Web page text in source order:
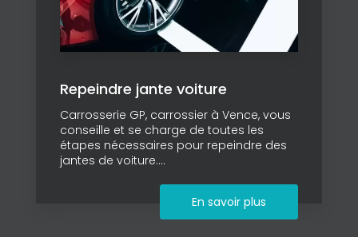
Repeindre jante voiture
Carrosserie GP, carrossier à Vence, vous
conseille et se charge de toutes les
étapes nécessaires pour repeindre des
jantes de voiture....
En savoir plus